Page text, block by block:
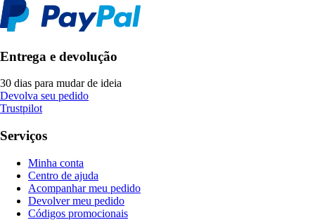
Entrega e devolução
30 dias para mudar de ideia
Devolva seu pedido
Trustpilot
Serviços
Minha conta
Centro de ajuda
Acompanhar meu pedido
Devolver meu pedido
Códigos promocionais